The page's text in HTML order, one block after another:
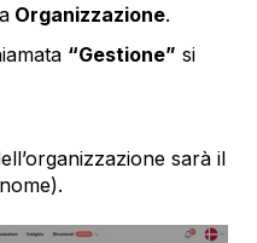
Organizzazione.
“Gestione” si
sarà il